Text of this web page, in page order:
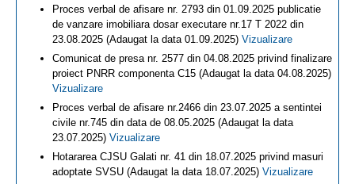
Proces verbal de afisare nr. 2793 din 01.09.2025 publicatie
de vanzare imobiliara dosar executare nr.17 T 2022 din
23.08.2025 (Adaugat la data 01.09.2025) Vizualizare
Comunicat de presa nr. 2577 din 04.08.2025 privind finalizare
proiect PNRR componenta C15 (Adaugat la data 04.08.2025)
Vizualizare
Proces verbal de afisare nr.2466 din 23.07.2025 a sentintei
civile nr.745 din data de 08.05.2025 (Adaugat la data
23.07.2025) Vizualizare
Hotararea CJSU Galati nr. 41 din 18.07.2025 privind masuri
adoptate SVSU (Adaugat la data 18.07.2025) Vizualizare